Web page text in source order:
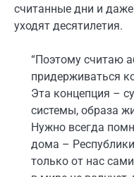
считанные дни и
уходят десятилетия.
“Поэтому считаю
придерживаться
Эта концепция –
системы, образа
Нужно всегда
дома –
только от нас